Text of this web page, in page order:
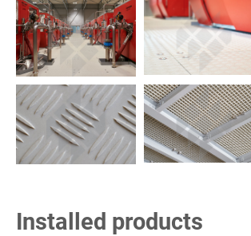
Installed products